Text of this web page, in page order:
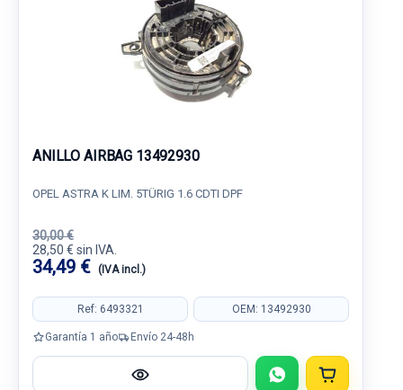
ANILLO AIRBAG 13492930
OPEL ASTRA K LIM. 5TÜRIG 1.6 CDTI DPF
30,00 €
28,50 € sin IVA.
34,49 € (IVA incl.)
Ref: 6493321 OEM: 13492930
Garantía 1 año Envío 24-48h